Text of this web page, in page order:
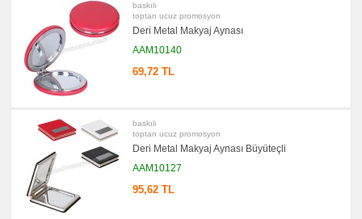
baskılı
toptan ucuz promosyon
Deri Metal Makyaj Aynası
AAM10140
69,72 TL
baskılı
toptan ucuz promosyon
Deri Metal Makyaj Aynası Büyüteçli
AAM10127
95,62 TL
promosyon
Şerit
Metre
Mezura
promosyon
Çakı
Feneri
promosyon
Çakmak
&
Küllük
promosyon
Masa
Çanta